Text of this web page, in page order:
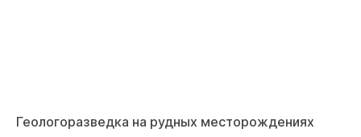
Геологоразведка на рудных месторождениях